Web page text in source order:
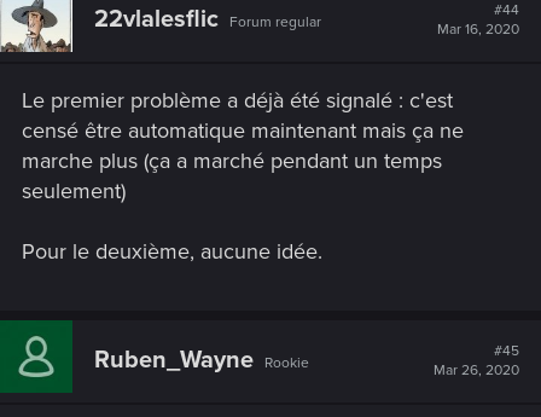
22vlalesflic Forum regular
#44
Mar 16, 2020
Le premier problème a déjà été signalé : c'est
censé être automatique maintenant mais ça ne
marche plus (ça a marché pendant un temps
seulement)
Pour le deuxième, aucune idée.
Ruben_Wayne Rookie
#45
Mar 26, 2020